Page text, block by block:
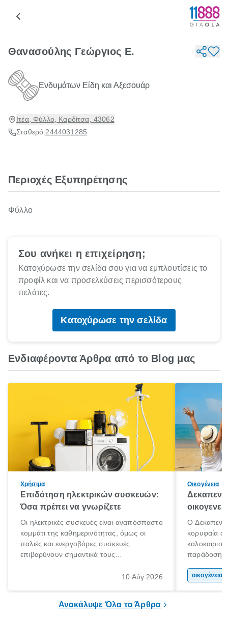
Θανασούλης Γεώργιος Ε.
Ενδυμάτων Είδη και Αξεσουάρ
Ιτέα, Φύλλο, Καρδίτσα, 43062
Σταθερό:2444031285
Περιοχές Εξυπηρέτησης
Φύλλο
Σου ανήκει η επιχείρηση;
Κατοχύρωσε την σελίδα σου για να εμπλουτίσεις το
προφίλ και να προσελκύσεις περισσότερους
πελάτες.
Κατοχύρωσε την σελίδα
Ενδιαφέροντα Άρθρα από το Blog μας
Χρήσιμα
Επιδότηση ηλεκτρικών συσκευών:
Όσα πρέπει να γνωρίζετε
Οι ηλεκτρικές συσκευές είναι αναπόσπαστο
κομμάτι της καθημερινότητας, όμως οι
παλιές και ενεργοβόρες συσκευές
επιβαρύνουν σημαντικά τους
Εδώ ακριβώς έρχεται να βοηθήσει η
καλύπτουν μέρος του κόστους
10 Αύγ 2026
Οικογένεια
Ο
κορυφαία
παράδοση με
χώρας. Είτε
Ανακάλυψε Όλα τα Άρθρα